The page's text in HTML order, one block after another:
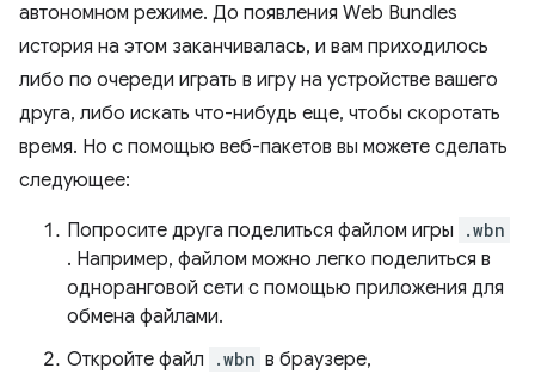
автономном режиме. До появления Web Bundles
история на этом заканчивалась, и вам приходилось
либо по очереди играть в игру на устройстве вашего
друга, либо искать что-нибудь еще, чтобы скоротать
время. Но с помощью веб-пакетов вы можете сделать
следующее:
Попросите друга поделиться файлом игры .wbn
. Например, файлом можно легко поделиться в
одноранговой сети с помощью приложения для
обмена файлами.
Откройте файл
.wbn в браузере,